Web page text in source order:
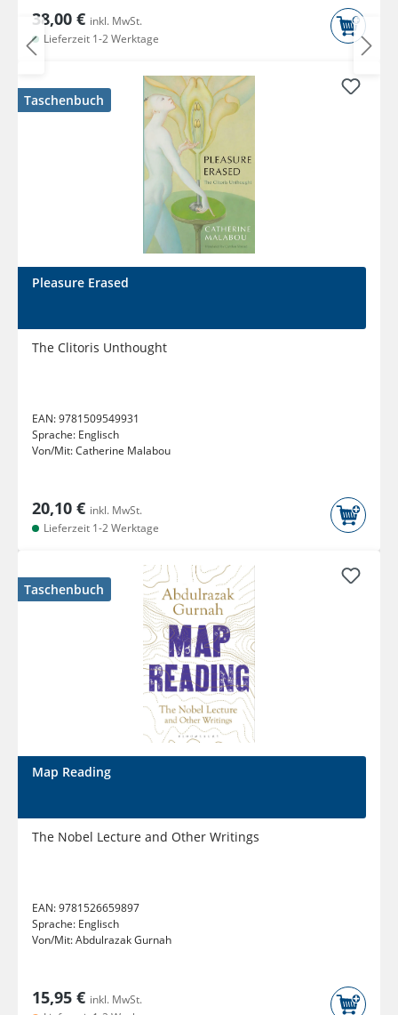
38,00 € inkl. MwSt.
Lieferzeit 1-2 Werktage
Taschenbuch
Pleasure Erased
The Clitoris Unthought
EAN:9781509549931
Sprache: Englisch
Von/Mit:Catherine Malabou
20,10 € inkl. MwSt.
Lieferzeit 1-2 Werktage
Taschenbuch
Map Reading
The Nobel Lecture and Other Writings
EAN:9781526659897
Sprache: Englisch
Von/Mit:Abdulrazak Gurnah
15,95 € inkl. MwSt.